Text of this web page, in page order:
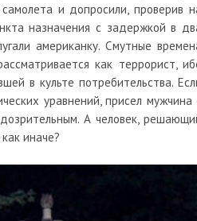
и допросили, проверив
назначения с задержкой в
американку. Смутные
как террорист,
в культе потребительства.
уравнений, присел мужчина
А человек,
иначе?